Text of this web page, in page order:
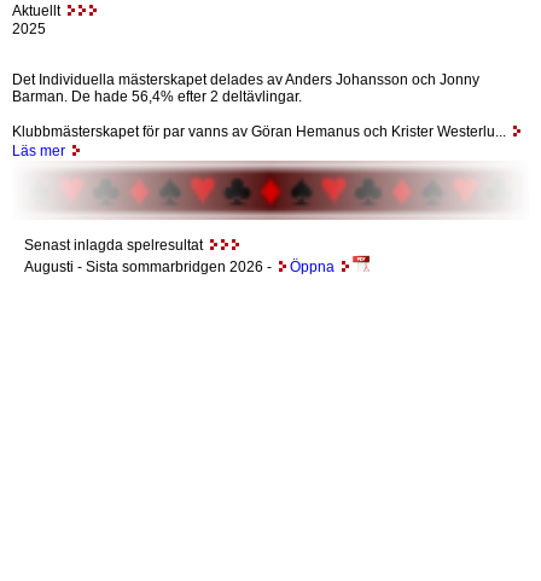
Aktuellt
2025
Det Individuella mästerskapet delades av Anders Johansson och Jonny
Barman. De hade 56,4% efter 2 deltävlingar.
Klubbmästerskapet för par vanns av Göran Hemanus och Krister Westerlu...
Läs mer
Senast inlagda spelresultat
Augusti - Sista sommarbridgen 2026 - Öppna